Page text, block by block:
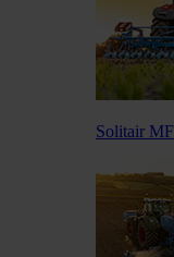
Solitair MF